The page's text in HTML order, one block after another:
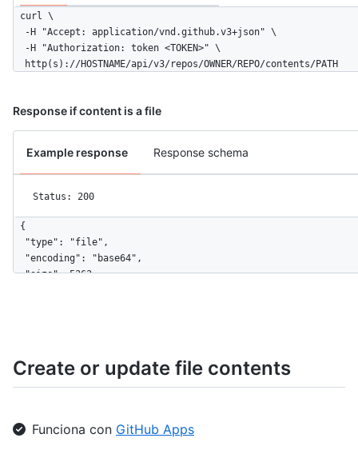
curl \
  -H "Accept: application/vnd.github.v3+json" \
  -H "Authorization: token <TOKEN>" \
  http(s)://HOSTNAME/api/v3/repos/OWNER/REPO/contents/PATH
Response if content is a file
Example response Response schema
Status: 200
{
  "type": "file",
  "encoding": "base64",
  "size": 5362,
"git_url": "https://api.github.com/repos/octokit/
"html_url": "https://github.com/octokit/octokit.rb/blob/
"git": "https://api.github.com/repos/octokit/octokit.rb/
Create or update file contents
Funciona con GitHub Apps